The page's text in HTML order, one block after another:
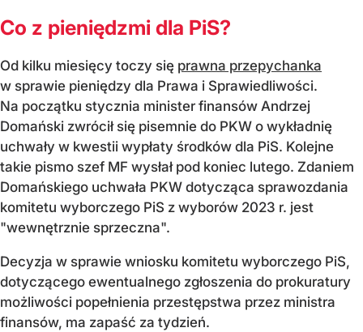
Co z pieniędzmi dla PiS?
Od kilku miesięcy toczy się prawna przepychanka
w sprawie pieniędzy dla Prawa i Sprawiedliwości.
Na początku stycznia minister finansów Andrzej
Domański zwrócił się pisemnie do PKW o wykładnię
uchwały w kwestii wypłaty środków dla PiS. Kolejne
takie pismo szef MF wysłał pod koniec lutego. Zdaniem
Domańskiego uchwała PKW dotycząca sprawozdania
komitetu wyborczego PiS z wyborów 2023 r. jest
"wewnętrznie sprzeczna".
Decyzja w sprawie wniosku komitetu wyborczego PiS,
dotyczącego ewentualnego zgłoszenia do prokuratury
możliwości popełnienia przestępstwa przez ministra
finansów, ma zapaść za tydzień.